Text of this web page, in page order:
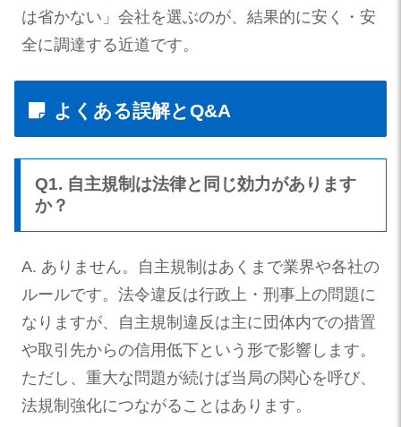
は省かない」会社を選ぶのが、結果的に安く・安
全に調達する近道です。
よくある誤解とQ&A
Q1. 自主規制は法律と同じ効力があります
か？
A. ありません。自主規制はあくまで業界や各社の
ルールです。法令違反は行政上・刑事上の問題に
なりますが、自主規制違反は主に団体内での措置
や取引先からの信用低下という形で影響します。
ただし、重大な問題が続けば当局の関心を呼び、
法規制強化につながることはあります。